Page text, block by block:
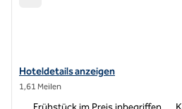
Hoteldetails für Hampton Inn Los
Hoteldetails anzeigen
1,61 Meilen